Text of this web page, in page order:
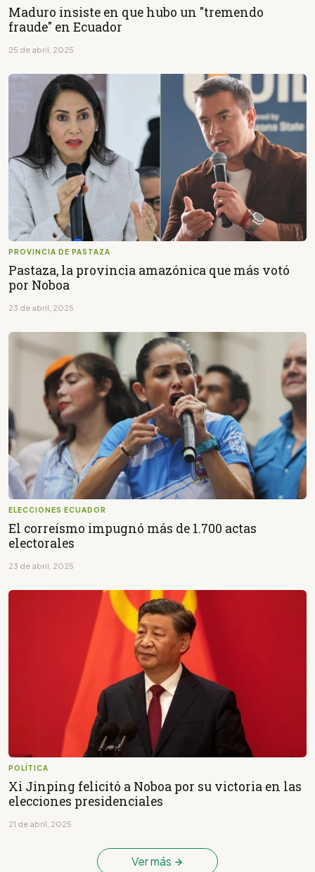
Maduro insiste en que hubo un "tremendo
fraude" en Ecuador
25 de abril, 2025
PROVINCIA DE PASTAZA
Pastaza, la provincia amazónica que más votó
por Noboa
23 de abril, 2025
ELECCIONES ECUADOR
El correísmo impugnó más de 1.700 actas
electorales
23 de abril, 2025
POLÍTICA
Xi Jinping felicitó a Noboa por su victoria en las
elecciones presidenciales
21 de abril, 2025
Ver más